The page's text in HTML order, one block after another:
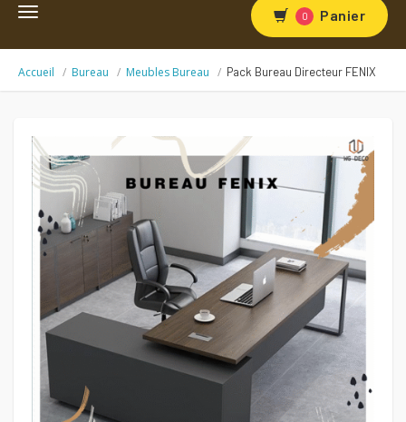
Toggle
0 Panier
Accueil Bureau Meubles Bureau Pack Bureau Directeur FENIX